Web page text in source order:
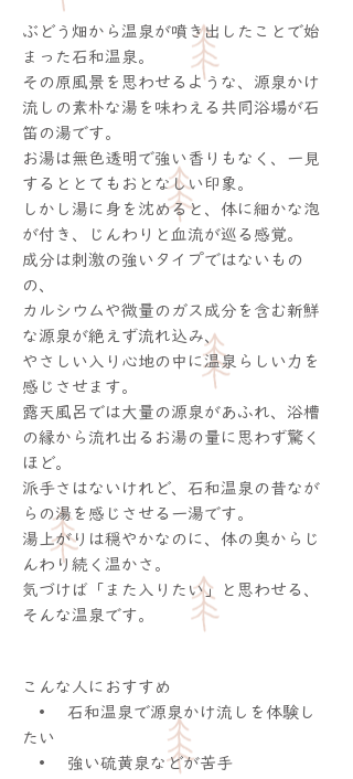
ぶどう畑から温泉が噴き出したことで始
まった石和温泉。
その原風景を思わせるような、源泉かけ
流しの素朴な湯を味わえる共同浴場が石
笛の湯です。
お湯は無色透明で強い香りもなく、一見
するととてもおとなしい印象。
しかし湯に身を沈めると、体に細かな泡
が付き、じんわりと血流が巡る感覚。
成分は刺激の強いタイプではないもの
の、
カルシウムや微量のガス成分を含む新鮮
な源泉が絶えず流れ込み、
やさしい入り心地の中に温泉らしい力を
感じさせます。
露天風呂では大量の源泉があふれ、浴槽
の縁から流れ出るお湯の量に思わず驚く
ほど。
派手さはないけれど、石和温泉の昔なが
らの湯を感じさせる一湯です。
湯上がりは穏やかなのに、体の奥からじ
んわり続く温かさ。
気づけば「また入りたい」と思わせる、
そんな温泉です。
こんな人におすすめ
• 石和温泉で源泉かけ流しを体験し
たい
• 強い硫黄泉などが苦手